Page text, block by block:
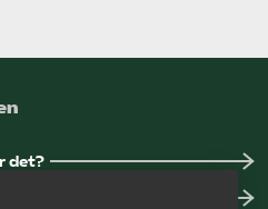
det?